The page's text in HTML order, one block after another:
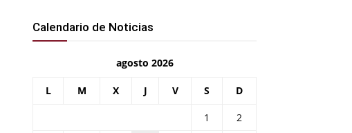
Calendario de Noticias
agosto 2026
L M X J V S D
1
2